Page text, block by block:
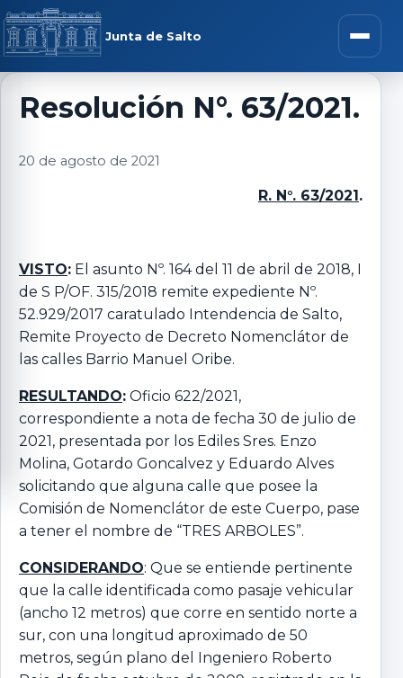
Saltar al contenido
Junta de Salto Abrir
menú
Resolución N°. 63/2021.
20 de agosto de 2021
R. N°. 63/2021.
VISTO: El asunto Nº. 164 del 11 de abril de 2018, I
de S P/OF. 315/2018 remite expediente Nº.
52.929/2017 caratulado Intendencia de Salto,
Remite Proyecto de Decreto Nomenclátor de
las calles Barrio Manuel Oribe.
RESULTANDO: Oficio 622/2021,
correspondiente a nota de fecha 30 de julio de
2021, presentada por los Ediles Sres. Enzo
Molina, Gotardo Goncalvez y Eduardo Alves
solicitando que alguna calle que posee la
Comisión de Nomenclátor de este Cuerpo, pase
a tener el nombre de “TRES ARBOLES”.
CONSIDERANDO: Que se entiende pertinente
que la calle identificada como pasaje vehicular
(ancho 12 metros) que corre en sentido norte a
sur, con una longitud aproximado de 50
metros, según plano del Ingeniero Roberto